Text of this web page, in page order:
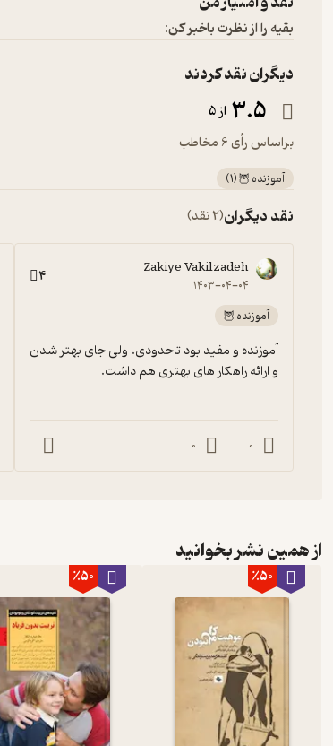
بقیه را از نظرت باخبر کن:
دیگران نقد کردند
3.5 از 5
براساس رأی 6 مخاطب
آموزنده 🦉(
1
)
نقد دیگران(2 نقد)
Zakiye Vakilzadeh
۱۴۰۳-۰۴-۰۴ 4
آموزنده 🦉
و ارائه راهکار های بهتری هم داشت.
0
0
از همین نشر بخوانید
٪50 ٪50